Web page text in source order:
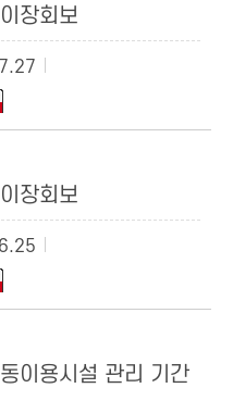
장회보
장회보
이용시설 관리 기간